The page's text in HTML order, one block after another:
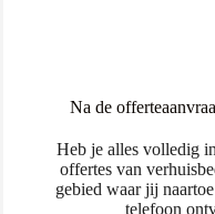
Na de
Heb je alles volledig
offertes van
gebied waar jij
telefoon